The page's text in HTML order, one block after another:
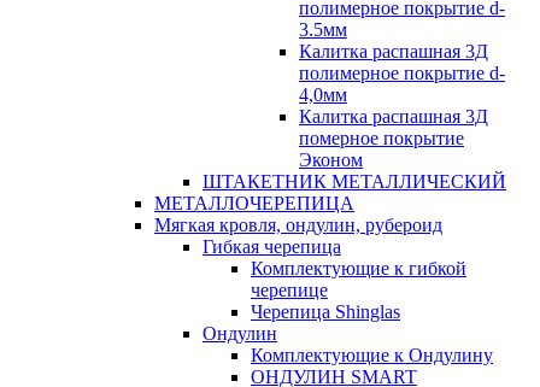
полимерное покрытие d-
3.5мм
Калитка распашная 3Д
полимерное покрытие d-
4,0мм
Калитка распашная 3Д
померное покрытие
Эконом
ШТАКЕТНИК МЕТАЛЛИЧЕСКИЙ
МЕТАЛЛОЧЕРЕПИЦА
Мягкая кровля, ондулин, рубероид
Гибкая черепица
Комплектующие к гибкой
черепице
Черепица Shinglas
Ондулин
Комплектующие к Ондулину
ОНДУЛИН SMART